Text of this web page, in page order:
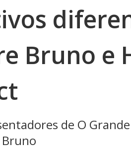
Bruno e
de O
Bruno